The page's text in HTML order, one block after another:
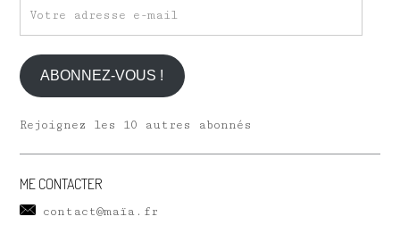
adresse
e-
mail
ABONNEZ-VOUS !
Rejoignez les 10 autres abonnés
ME CONTACTER
contact@maïa.fr